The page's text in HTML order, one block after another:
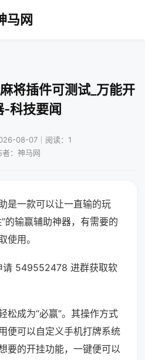
马网
将插件可测试_万能开
-科技要闻
08-07｜阅读：1
者：神马网
是一款可以让一直输的玩
的输赢辅助神器，有需要的
使用。
请 549552478 进群获取软
松成为“必赢”。其操作方式
便可以自定义手机打牌系统
要的开挂功能，一键便可以